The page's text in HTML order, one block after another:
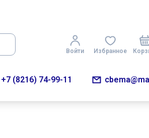
Войти Избранное
+7 (8216) 74-99-11